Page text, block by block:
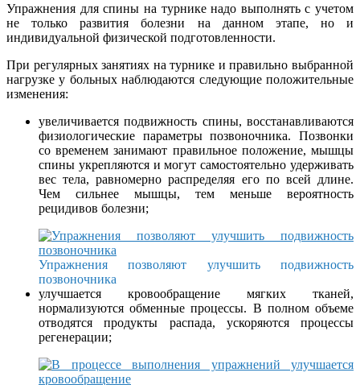
Упражнения для спины на турнике надо выполнять с учетом
не только развития болезни на данном этапе, но и
индивидуальной физической подготовленности.
При регулярных занятиях на турнике и правильно выбранной
нагрузке у больных наблюдаются следующие положительные
изменения:
увеличивается подвижность спины, восстанавливаются
физиологические параметры позвоночника. Позвонки
со временем занимают правильное положение, мышцы
спины укрепляются и могут самостоятельно удерживать
вес тела, равномерно распределяя его по всей длине.
Чем сильнее мышцы, тем меньше вероятность
рецидивов болезни;
Упражнения позволяют улучшить подвижность
позвоночника
улучшается кровообращение мягких тканей,
нормализуются обменные процессы. В полном объеме
отводятся продукты распада, ускоряются процессы
регенерации;